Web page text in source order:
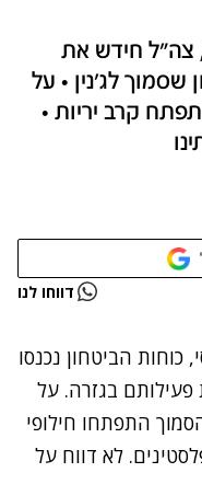
צה"ל חידש את
שסמוך לג'נין • על
קרב יריות •
דווחו לנו
הביטחון נכנסו
פעילותם בגזרה. על
התפתחו חילופי
לא דווח על